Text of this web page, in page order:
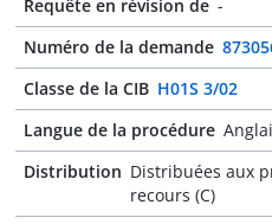
Requête en révision de -
Numéro de la demande
Classe de la CIB H01S 3/02
Langue de la procédure
Distribution Distribuées aux
recours (C)